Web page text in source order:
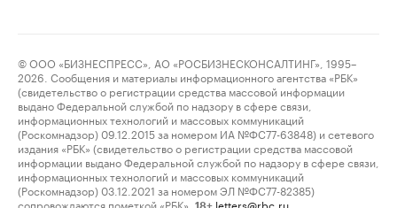
© ООО «БИЗНЕСПРЕСС», АО «РОСБИЗНЕСКОНСАЛТИНГ», 1995–
2026. Сообщения и материалы информационного агентства «РБК»
(свидетельство о регистрации средства массовой информации
выдано Федеральной службой по надзору в сфере связи,
информационных технологий и массовых коммуникаций
(Роскомнадзор) 09.12.2015 за номером ИА №ФС77-63848) и сетевого
издания «РБК» (свидетельство о регистрации средства массовой
информации выдано Федеральной службой по надзору в сфере связи,
информационных технологий и массовых коммуникаций
(Роскомнадзор) 03.12.2021 за номером ЭЛ №ФС77-82385)
сопровождаются пометкой «РБК».
letters@rbc.ru